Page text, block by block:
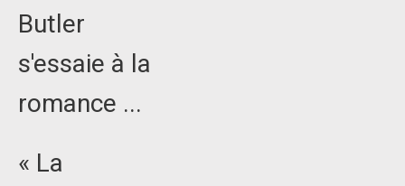
Butler
s'essaie à la
romance ...
« La